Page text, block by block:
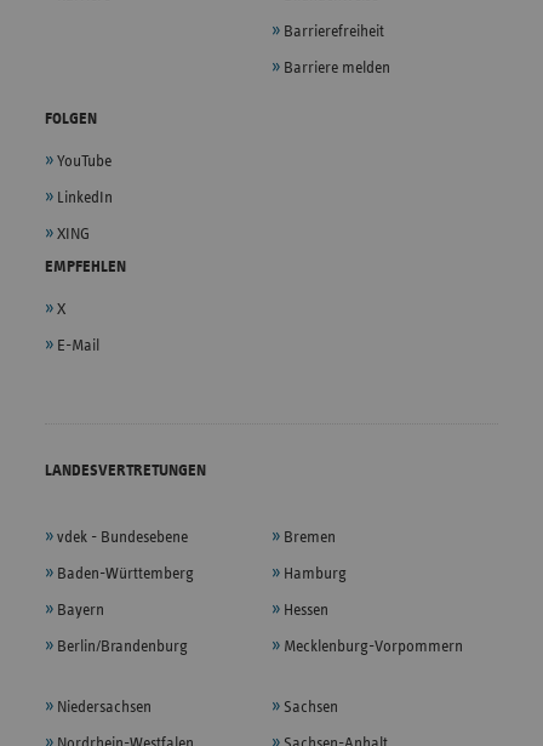
Barrierefreiheit
Barriere melden
FOLGEN
YouTube
LinkedIn
XING
EMPFEHLEN
X
E-Mail
LANDESVERTRETUNGEN
vdek - Bundesebene
Baden-Württemberg
Bayern
Berlin/Brandenburg
Bremen
Hamburg
Hessen
Mecklenburg-Vorpommern
Niedersachsen Sachsen